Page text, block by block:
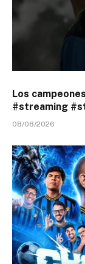
Los
#streaming
08/08/2026